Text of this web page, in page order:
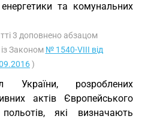
та комунальних
3 доповнено абзацом
із Законом № 1540-VIII від
)
України, розроблених
актів Європейського
які визначають